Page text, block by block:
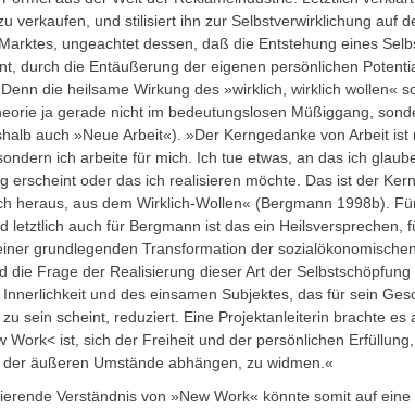
verkaufen, und stilisiert ihn zur Selbstverwirklichung auf
ungeachtet dessen, daß die Entstehung eines
durch die Entäußerung der eigenen persönlichen
die heilsame Wirkung des »wirklich, wirklich wollen«
ja gerade nicht im bedeutungslosen Müßiggang,
auch »Neue Arbeit«). »Der Kerngedanke von Arbeit ist
ich arbeite für mich. Ich tue etwas, an das ich
erscheint oder das ich realisieren möchte. Das ist der
heraus, aus dem Wirklich-Wollen« (Bergmann 1998b).
letztlich auch für Bergmann ist das ein Heilsversprechen,
grundlegenden Transformation der
die Frage der Realisierung dieser Art der Selbstschöpfung
und des einsamen Subjektes, das für sein
sein scheint, reduziert. Eine Projektanleiterin brachte es
Work< ist, sich der Freiheit und der persönlichen
äußeren Umstände abhängen, zu widmen.«
Verständnis von »New Work« könnte somit auf eine